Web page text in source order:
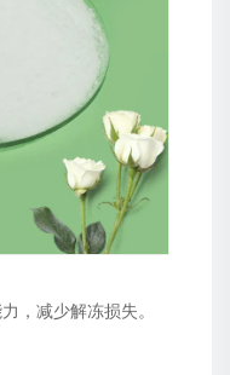
，减少解冻损失。